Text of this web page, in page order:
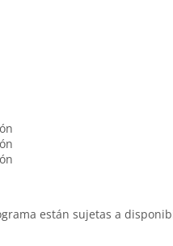
están sujetas a